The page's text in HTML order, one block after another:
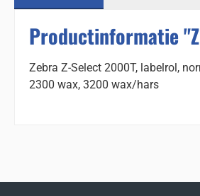
Productinformatie
Zebra Z-Select 2000T, labelrol,
2300 wax, 3200 wax/hars